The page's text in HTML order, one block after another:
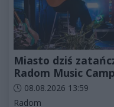
Miasto dziś
Radom Music
Data dodania artykułu:
08.08.2026 13:59
Kategorie artykułu:
Radom